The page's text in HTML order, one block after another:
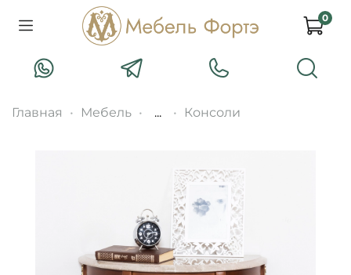
0
Главная Мебель ... Консоли